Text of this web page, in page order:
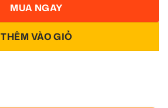
THÊM VÀO GIỎ
MUA NGAY